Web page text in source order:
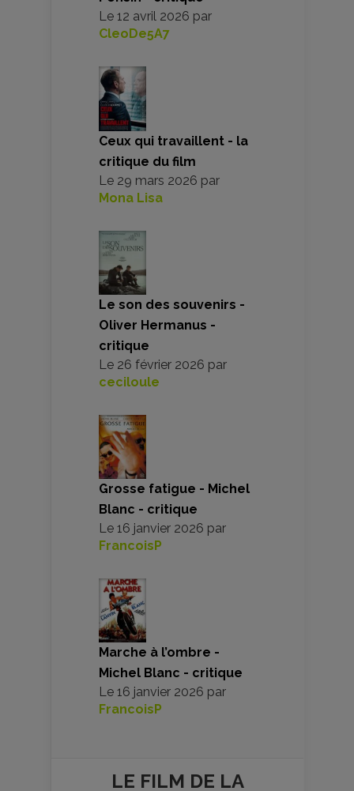
Le 12 avril 2026 par
CleoDe5A7
Ceux qui travaillent - la
critique du film
Le 29 mars 2026 par
Mona Lisa
Le son des souvenirs -
Oliver Hermanus -
critique
Le 26 février 2026 par
ceciloule
Grosse fatigue - Michel
Blanc - critique
Le 16 janvier 2026 par
FrancoisP
Marche à l’ombre -
Michel Blanc - critique
Le 16 janvier 2026 par
FrancoisP
LE FILM DE LA